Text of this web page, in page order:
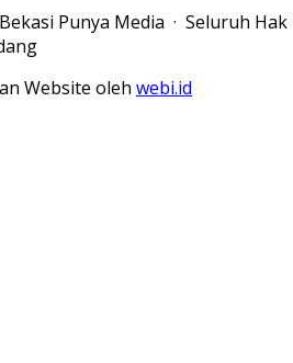
Punya Media · Seluruh Hak
Website oleh webi.id